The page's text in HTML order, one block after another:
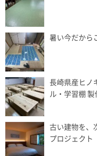
暑い今だから
長崎県産ヒノ
ル・学習棚 製
古い建物を、
プロジェクト